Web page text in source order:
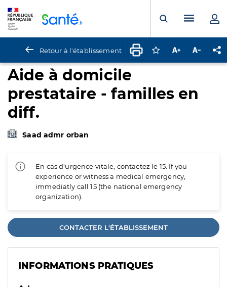
Ouvrir laMenu
Retour à l'établissement Connectez-vous
Augmenter la
Aide à domicile
prestataire - familles en
diff.
Saad admr orban
En cas d'urgence vitale, contactez le 15. If you
experience or witness a medical emergency,
immediatly call 15 (the national emergency
organization).
CONTACTER L'ÉTABLISSEMENT
INFORMATIONS PRATIQUES